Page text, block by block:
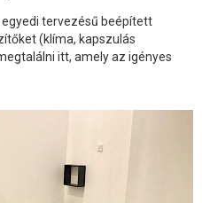
egyedi tervezésű beépített
(klíma, kapszulás
itt, amely az igényes